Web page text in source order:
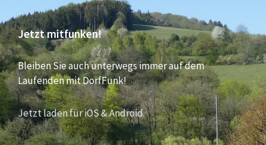
Jetzt mitfunken!
Bleiben Sie auch unterwegs immer auf dem
Laufenden mit DorfFunk!
Jetzt laden für iOS & Android